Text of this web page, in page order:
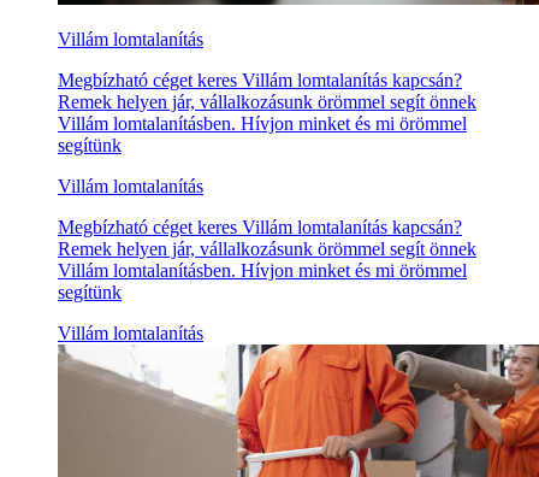
Villám lomtalanítás
Megbízható céget keres Villám lomtalanítás kapcsán?
Remek helyen jár, vállalkozásunk örömmel segít önnek
Villám lomtalanításben. Hívjon minket és mi örömmel
segítünk
Villám lomtalanítás
Megbízható céget keres Villám lomtalanítás kapcsán?
Remek helyen jár, vállalkozásunk örömmel segít önnek
Villám lomtalanításben. Hívjon minket és mi örömmel
segítünk
Villám lomtalanítás